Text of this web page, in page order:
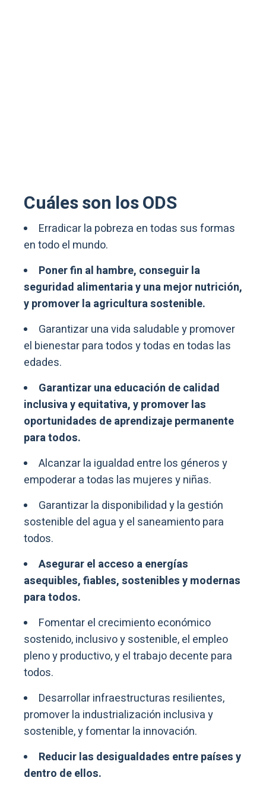
Cuáles son los ODS
Erradicar la pobreza en todas sus formas
en todo el mundo.
Poner fin al hambre, conseguir la
seguridad alimentaria y una mejor nutrición,
y promover la agricultura sostenible.
Garantizar una vida saludable y promover
el bienestar para todos y todas en todas las
edades.
Garantizar una educación de calidad
inclusiva y equitativa, y promover las
oportunidades de aprendizaje permanente
para todos.
Alcanzar la igualdad entre los géneros y
empoderar a todas las mujeres y niñas.
Garantizar la disponibilidad y la gestión
sostenible del agua y el saneamiento para
todos.
Asegurar el acceso a energías
asequibles, fiables, sostenibles y modernas
para todos.
Fomentar el crecimiento económico
sostenido, inclusivo y sostenible, el empleo
pleno y productivo, y el trabajo decente para
todos.
Desarrollar infraestructuras resilientes,
promover la industrialización inclusiva y
sostenible, y fomentar la innovación.
Reducir las desigualdades entre países y
dentro de ellos.